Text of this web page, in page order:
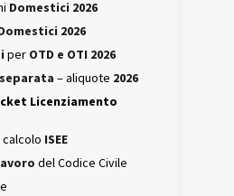
Domestici 2026
2026
per OTD e OTI 2026
– aliquote 2026
Licenziamento
ISEE
del Codice Civile